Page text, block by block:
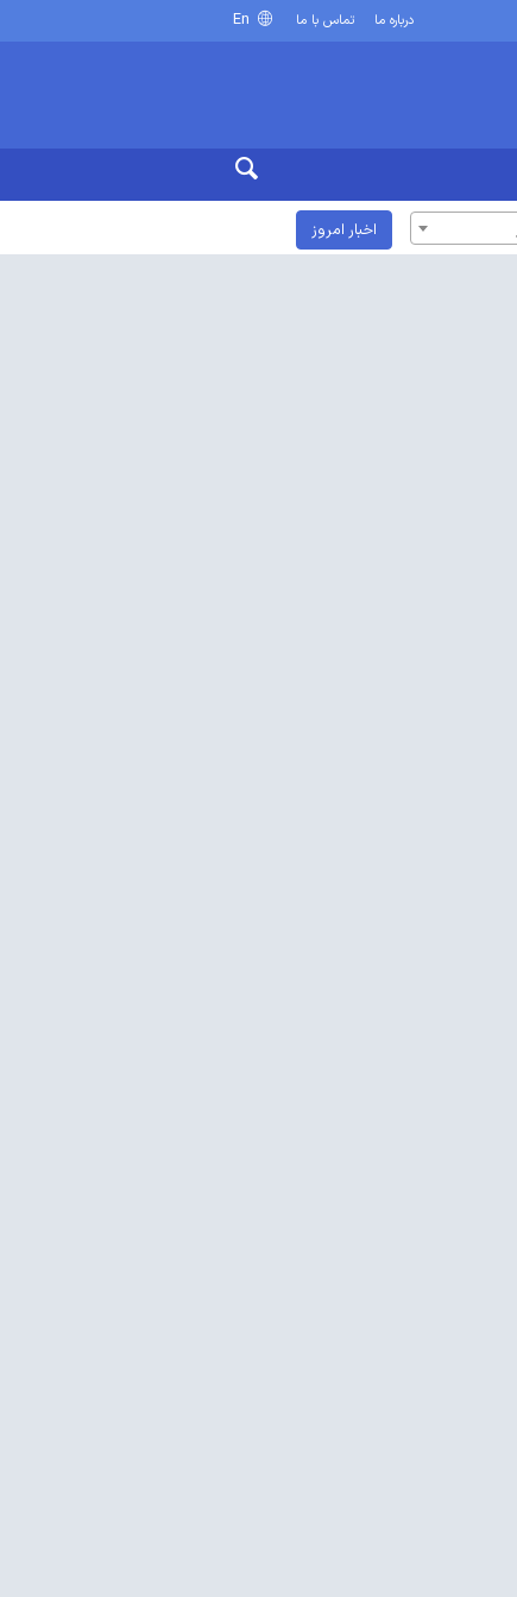
درباره ما تماس با ما
اخبار امروز